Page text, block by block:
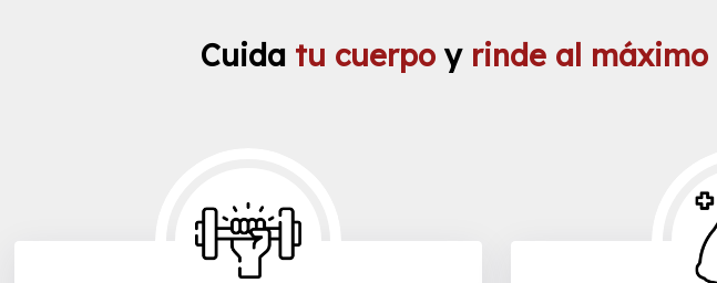
Cuida tu cuerpo y rinde al máximo